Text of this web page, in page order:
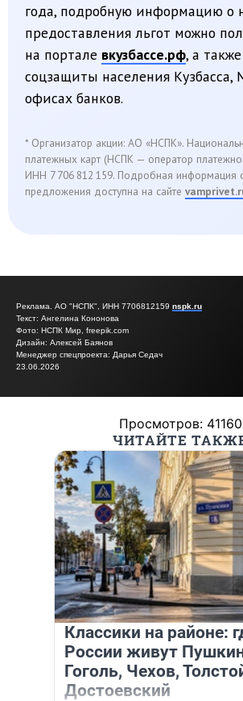
Реклама. АО "НСПК", ИНН 7706812159 nspk.ru
Текст: Ангелина Кононова
Фото: НСПК Мир, freepik.com
Дизайн: Алексей Баянов
Менеджер спецпроекта: Дарья Седач
23.06.2026
Просмотров: 41160
ЧИТАЙТЕ
Классики на районе:
России живут
Гоголь, Чехов,
Достоевский